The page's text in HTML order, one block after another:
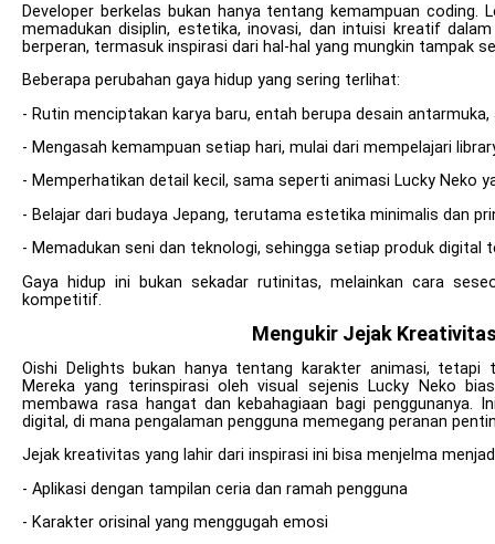
Developer berkelas bukan hanya tentang kemampuan
memadukan disiplin, estetika, inovasi, dan intuisi kreatif
berperan, termasuk inspirasi dari hal-hal yang mungkin tampak
Beberapa perubahan gaya hidup yang sering terlihat:
- Rutin menciptakan karya baru, entah berupa desain
- Mengasah kemampuan setiap hari, mulai dari mempelajari
- Memperhatikan detail kecil, sama seperti animasi Lucky Neko
- Belajar dari budaya Jepang, terutama estetika minimalis dan
- Memadukan seni dan teknologi, sehingga setiap produk digital
Gaya hidup ini bukan sekadar rutinitas, melainkan cara
kompetitif.
Mengukir Jejak
Oishi Delights bukan hanya tentang karakter animasi, tetapi
Mereka yang terinspirasi oleh visual sejenis Lucky Neko
membawa rasa hangat dan kebahagiaan bagi penggunanya.
digital, di mana pengalaman pengguna memegang peranan
Jejak kreativitas yang lahir dari inspirasi ini bisa menjelma
- Aplikasi dengan tampilan ceria dan ramah pengguna
- Karakter orisinal yang menggugah emosi